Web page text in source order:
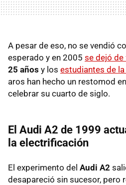
A pesar de eso, no se vendió
esperado y en 2005 se dejó
25 años y los estudiantes de
aros han hecho un restomod
celebrar su cuarto de siglo.
El Audi A2 de 1999
la electrificación
El experimento del Audi A2
desapareció sin sucesor, pero